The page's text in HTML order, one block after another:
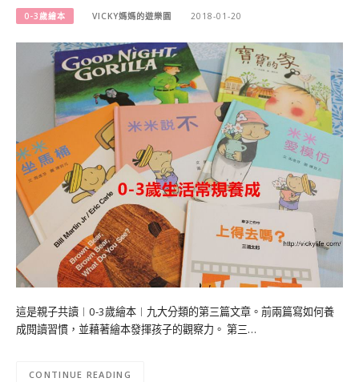
0-3歲繪本 VICKY媽媽的遊樂園 2018-01-20
這是親子共讀︱0-3歲繪本︱九大分類的第三篇文章。前兩篇寫如何養
成閱讀習慣，並藉著繪本發揮孩子的觀察力。 第三…
CONTINUE READING